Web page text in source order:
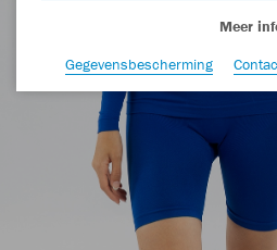
Meer
Gegevensbescherming